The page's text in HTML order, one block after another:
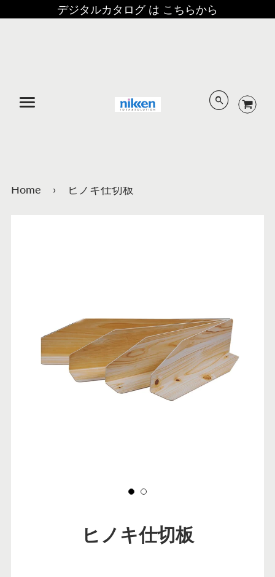
デジタルカタログ は こちらから
Home › ヒノキ仕切板
ヒノキ仕切板